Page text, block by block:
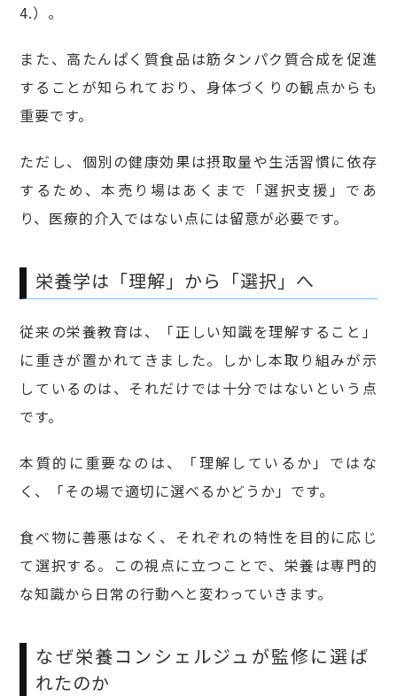
4.）。
また、高たんぱく質食品は筋タンパク質合成を促進
することが知られており、身体づくりの観点からも
重要です。
ただし、個別の健康効果は摂取量や生活習慣に依存
するため、本売り場はあくまで「選択支援」であ
り、医療的介入ではない点には留意が必要です。
栄養学は「理解」から「選択」へ
従来の栄養教育は、「正しい知識を理解すること」
に重きが置かれてきました。しかし本取り組みが示
しているのは、それだけでは十分ではないという点
です。
本質的に重要なのは、「理解しているか」ではな
く、「その場で適切に選べるかどうか」です。
食べ物に善悪はなく、それぞれの特性を目的に応じ
て選択する。この視点に立つことで、栄養は専門的
な知識から日常の行動へと変わっていきます。
なぜ栄養コンシェルジュが監修に選ば
れたのか